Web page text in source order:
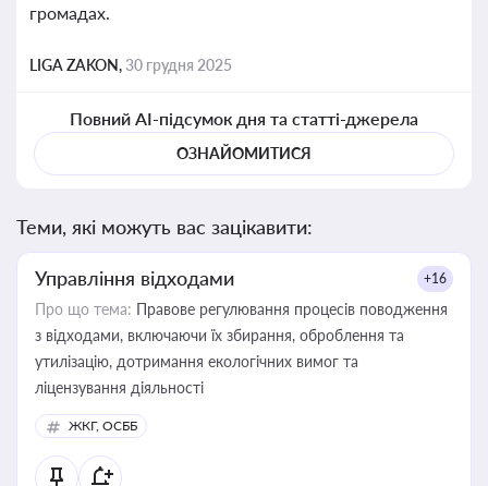
громадах.
LIGA ZAKON,30 грудня 2025
Повний AI-підсумок дня та статті-джерела
ОЗНАЙОМИТИСЯ
Теми, які можуть вас зацікавити:
Управління відходами +16
Про що тема: Правове регулювання процесів поводження
з відходами, включаючи їх збирання, оброблення та
утилізацію, дотримання екологічних вимог та
ліцензування діяльності
ЖКГ, ОСББ